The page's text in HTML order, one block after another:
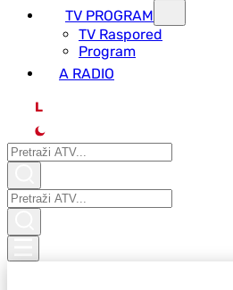
TV PROGRAM
ТV Raspored
Program
A RADIO
L